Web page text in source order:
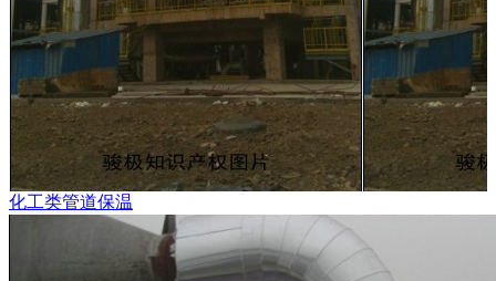
化工类管道保温